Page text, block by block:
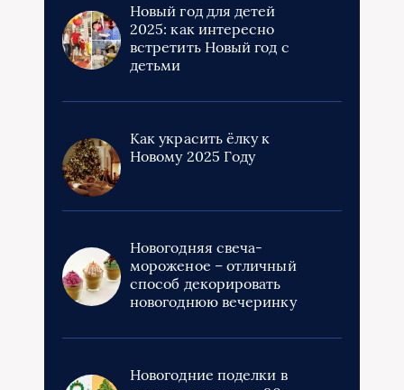
Новый год для детей
2025: как интересно
встретить Новый год с
детьми
Как украсить ёлку к
Новому 2025 Году
Новогодняя свеча-
мороженое – отличный
способ декорировать
новогоднюю вечеринку
Новогодние поделки в